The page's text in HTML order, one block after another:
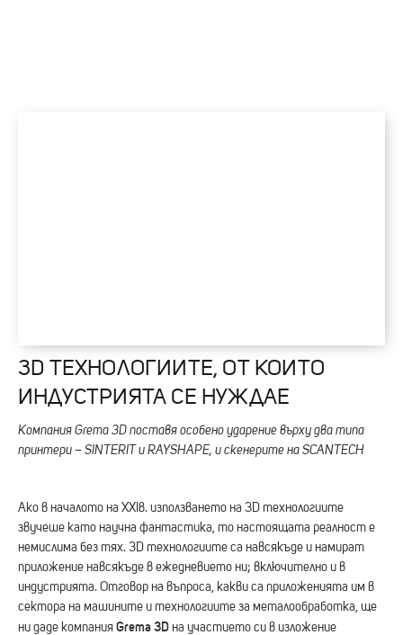
3D ТЕХНОЛОГИИТЕ, ОТ КОИТО
ИНДУСТРИЯТА СЕ НУЖДАЕ
Компания Grema 3D поставя особено ударение върху два типа
принтери – SINTERIT и RAYSHAPE, и скенерите на SCANTECH
Ако в началото на XXIв. използването на 3D технологиите
звучеше като научна фантастика, то настоящата реалност е
немислима без тях. 3D технологиите са навсякъде и намират
приложение навсякъде в ежедневието ни; включително и в
индустрията. Отговор на въпроса, какви са приложенията им в
сектора на машините и технологиите за металообработка, ще
ни даде компания Grema 3D на участието си в изложение